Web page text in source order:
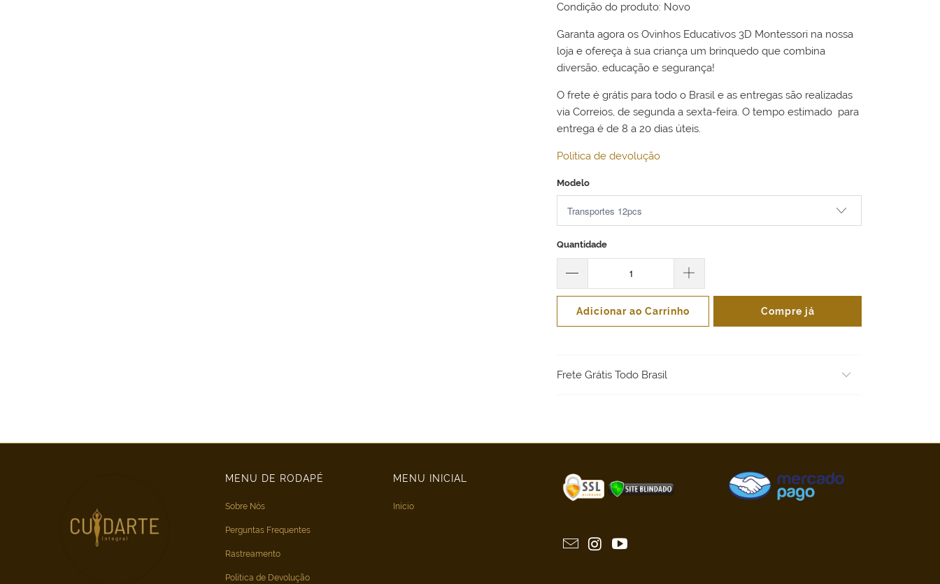
Condição do produto: Novo
Garanta agora os Ovinhos Educativos 3D Montessori na nossa
loja e ofereça à sua criança um brinquedo que combina
diversão, educação e segurança!
O frete é grátis para todo o Brasil e as entregas são realizadas
via Correios, de segunda a sexta-feira. O tempo estimado para
entrega é de 8 a 20 dias úteis.
Politica de devolução
Modelo
Quantidade
Adicionar ao Carrinho Compre já
Frete Grátis Todo Brasil
MENU DE RODAPÉ
Sobre Nós
Perguntas Frequentes
Rastreamento
Política de Devolução
MENU INICIAL
Início